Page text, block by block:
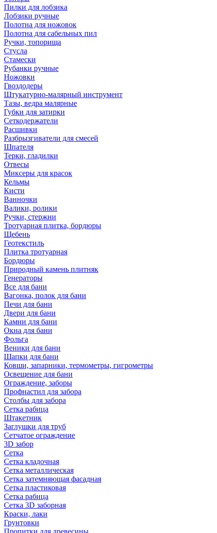
Пилки для лобзика
Лобзики ручные
Полотна для ножовок
Полотна для сабельных пил
Ручки, топорища
Стусла
Стамески
Рубанки ручные
Ножовки
Гвоздодеры
Штукатурно-малярный инструмент
Тазы, ведра малярные
Губки для затирки
Сеткодержатели
Расшивки
Разбрызгиватели для смесей
Шпателя
Терки, гладилки
Отвесы
Миксеры для красок
Кельмы
Кисти
Ванночки
Валики, ролики
Ручки, стержни
Тротуарная плитка, бордюры
Щебень
Геотекстиль
Плитка тротуарная
Бордюры
Природный камень плитняк
Генераторы
Все для бани
Вагонка, полок для бани
Печи для бани
Двери для бани
Камни для бани
Окна для бани
Фольга
Веники для бани
Шапки для бани
Ковши, запарники, термометры, гигрометры
Освещение для бани
Ограждение, заборы
Профнастил для забора
Столбы для забора
Сетка рабица
Штакетник
Заглушки для труб
Сетчатое ограждение
3D забор
Сетка
Сетка кладочная
Сетка металлическая
Сетка затемняющая фасадная
Сетка пластиковая
Сетка рабица
Сетка 3D заборная
Краски, лаки
Грунтовки
Пропитки для древесины